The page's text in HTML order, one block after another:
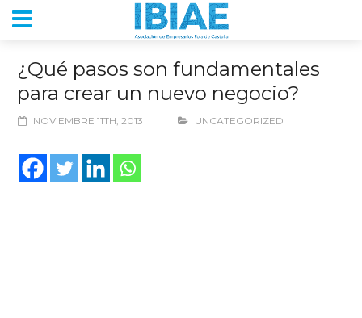
¿Qué pasos son fundamentales
para crear un nuevo negocio?
NOVIEMBRE 11TH, 2013 UNCATEGORIZED